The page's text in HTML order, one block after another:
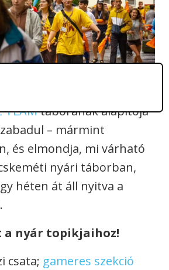
TEAMtáborának alapítója
– mármint
és elmondja, mi várható
nyári táborban,
héten át áll nyitva a
nyár topikjaihoz!
csata; gameres szekció